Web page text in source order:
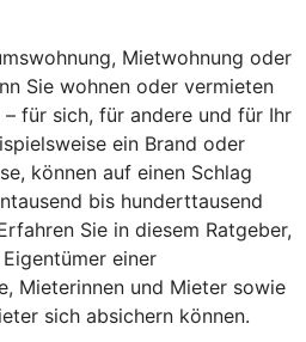
Mietwohnung oder
Sie wohnen oder vermieten
für sich, für andere und für Ihr
ein Brand oder
können auf einen Schlag
bis hunderttausend
Sie in diesem Ratgeber,
einer
Mieterinnen und Mieter sowie
sich absichern können.